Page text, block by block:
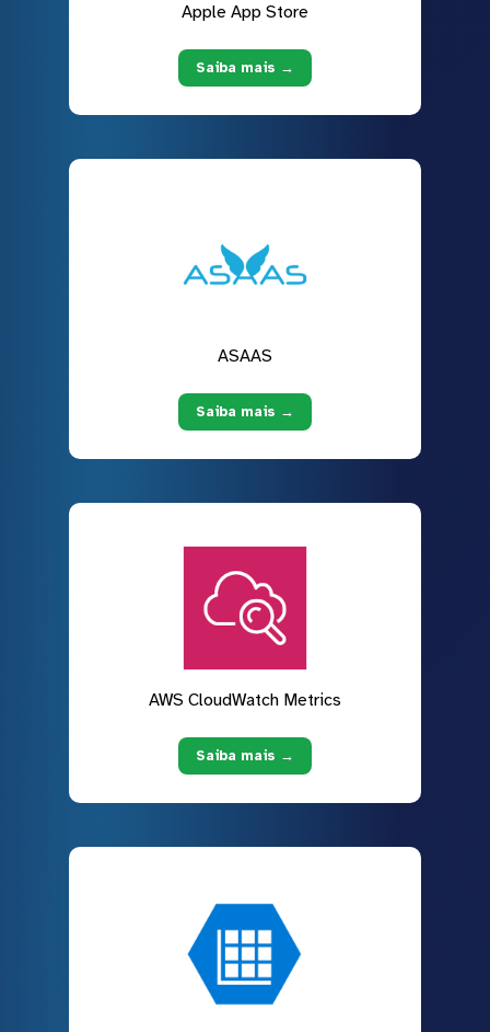
Apple App Store
Saiba mais →
ASAAS
Saiba mais →
AWS CloudWatch Metrics
Saiba mais →